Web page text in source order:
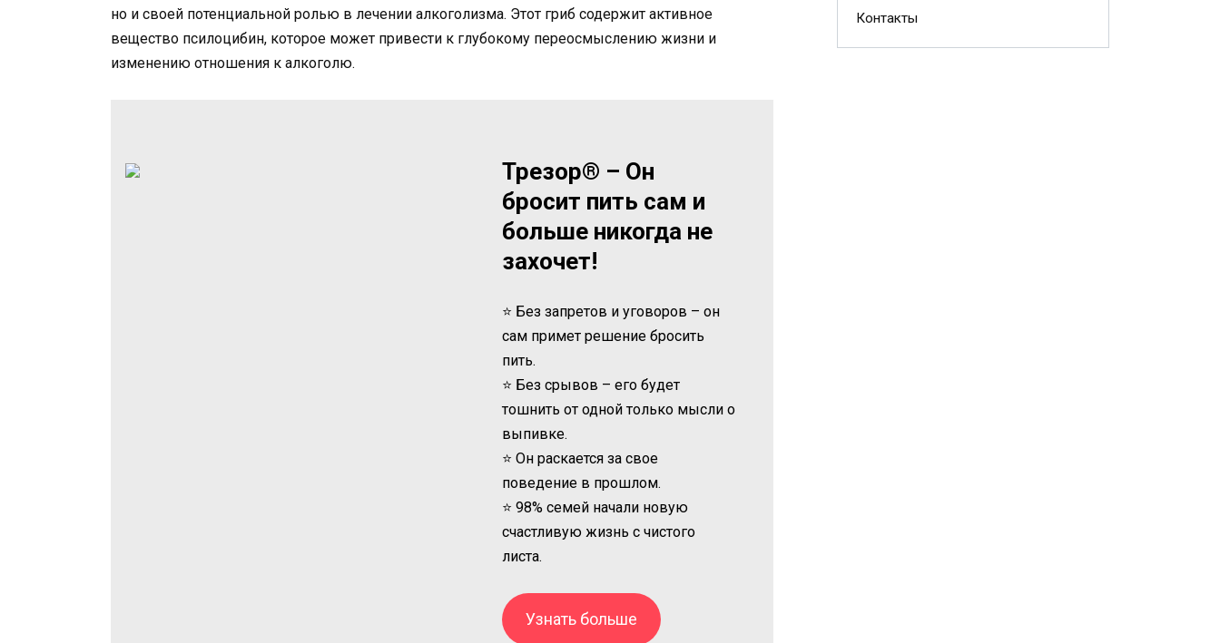
но и своей потенциальной ролью в лечении алкоголизма. Этот гриб содержит активное
вещество псилоцибин, которое может привести к глубокому переосмыслению жизни и
изменению отношения к алкоголю.
Трезор® – Он
бросит пить сам и
больше никогда не
захочет!
⭐ Без запретов и уговоров – он
сам примет решение бросить
пить.
⭐ Без срывов – его будет
тошнить от одной только мысли о
выпивке.
⭐ Он раскается за свое
поведение в прошлом.
⭐ 98% семей начали новую
счастливую жизнь с чистого
листа.
Узнать больше
Контакты